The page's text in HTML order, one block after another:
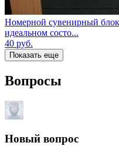
Номерной сувенирный
идеальном состо...
40 руб.
Показать еще
Вопросы
Новый вопрос